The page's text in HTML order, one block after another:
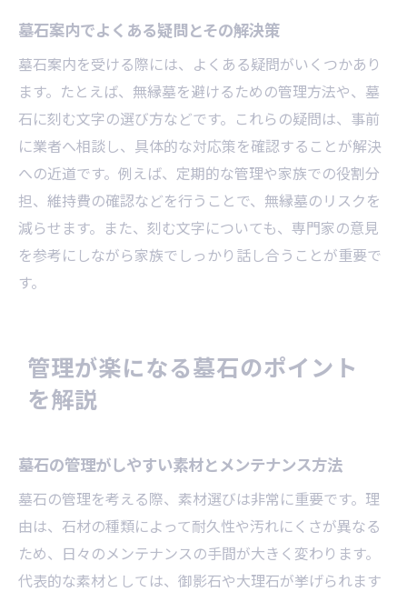
墓石の定期点検で防げるトラブル例
墓石案内で実践するメンテナンス習慣
家族と協力した墓石維持の工夫とコツ
墓石管理の見直しタイミングと注意事項
墓石案内でよくある疑問とその解決策
墓石案内を受ける際には、よくある疑問がいくつかあり
ます。たとえば、無縁墓を避けるための管理方法や、墓
石に刻む文字の選び方などです。これらの疑問は、事前
に業者へ相談し、具体的な対応策を確認することが解決
への近道です。例えば、定期的な管理や家族での役割分
担、維持費の確認などを行うことで、無縁墓のリスクを
減らせます。また、刻む文字についても、専門家の意見
を参考にしながら家族でしっかり話し合うことが重要で
す。
管理が楽になる墓石のポイント
を解説
墓石の管理がしやすい素材とメンテナンス方法
墓石の管理を考える際、素材選びは非常に重要です。理
由は、石材の種類によって耐久性や汚れにくさが異なる
ため、日々のメンテナンスの手間が大きく変わります。
代表的な素材としては、御影石や大理石が挙げられます